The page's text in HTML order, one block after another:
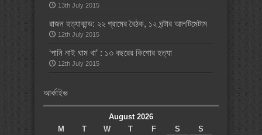
13th July 2015
রাজন হত্যাকান্ড: ২২ গ্রামের বৈঠক, ১২ ঘন্টার আলটিমেটাম
12th July 2015
‘পানি নাই ঘাম খা’ : ১৩ বছরের কিশোর হত্যা
12th July 2015
আর্কাইভ
August 2026
M
T W T F S
S